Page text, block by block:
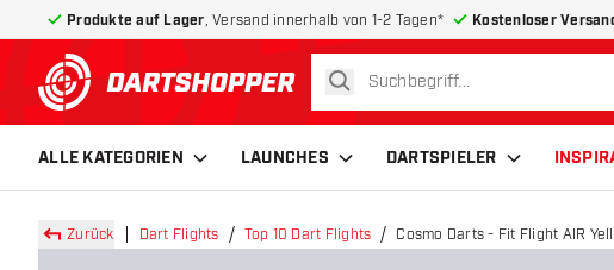
Produkte auf Lager , Versand innerhalb von 1-2 Tagen* Kostenloser
zurück zur Startseite
suchen
ALLE KATEGORIEN LAUNCHES DARTSPIELER
Zurück Dart Flights Top 10 Dart Flights Cosmo Darts - Fit Flight AIR